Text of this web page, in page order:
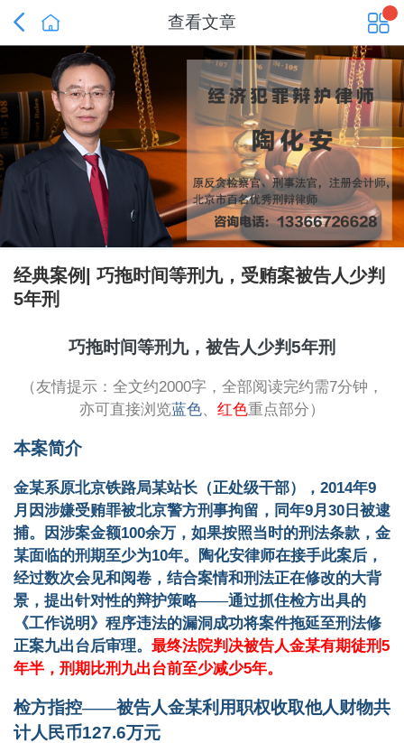
查看文章
 
经典案例| 巧拖时间等刑九，受贿案被告人少判
5年刑
巧拖时间等刑九，被告人少判5年刑
（友情提示：全文约2000字，全部阅读完约需7分钟，
亦可直接浏览蓝色、 红色重点部分）
本案简介
金某系原北京铁路局某站长（正处级干部）， 2014年9
月因涉嫌受贿罪被北京警方刑事拘留，同年9月 30 日被逮
捕。因涉案金额100余万，如果按照当时的刑法条款，金
某面临的刑期至少为10年。陶化安律师在接手此案后，
经过数次会见和阅卷，结合案情和刑法正在修改的大背
景，提出针对性的辩护策略——通过抓住检方出具的
《工作说明》程序违法的漏洞成功将案件拖延至刑法修
正案九出台后审理。 最终法院判决被告人金某有期徒刑5
年半，刑期比刑九出台前至少减少5年。
检方指控——被告人金某利用职权收取他人财物共
计人民币127.6万元